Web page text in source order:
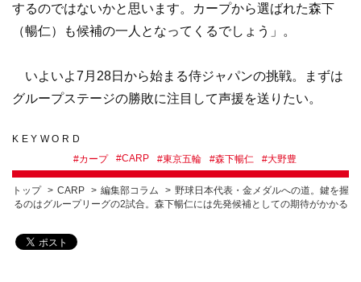
するのではないかと思います。カープから選ばれた森下
（暢仁）も候補の一人となってくるでしょう」。
いよいよ7月28日から始まる侍ジャパンの挑戦。まずは
グループステージの勝敗に注目して声援を送りたい。
KEYWORD
#カープ #CARP #東京五輪 #森下暢仁 #大野豊
トップ CARP 編集部コラム
野球日本代表・金メダルへの道。鍵を握
るのはグループリーグの2試合。森下暢仁には先発候補としての期待がかかる